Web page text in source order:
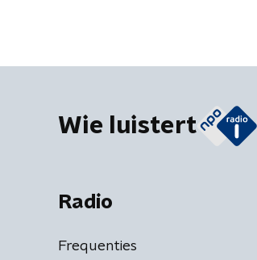
Wie luistert
Radio
Frequenties